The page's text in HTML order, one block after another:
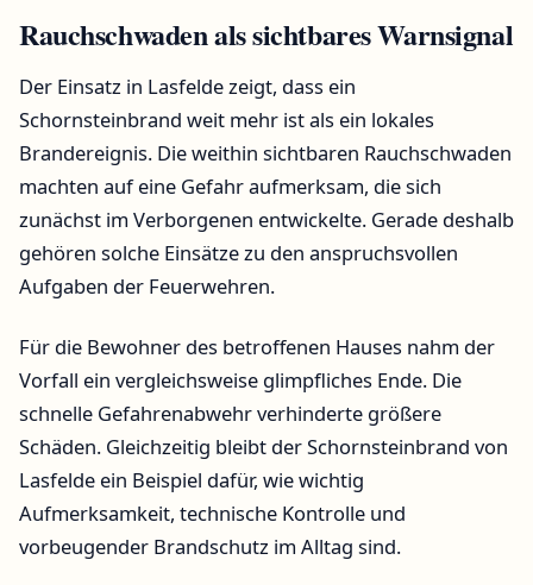
Rauchschwaden als sichtbares Warnsignal
Der Einsatz in Lasfelde zeigt, dass ein
Schornsteinbrand weit mehr ist als ein lokales
Brandereignis. Die weithin sichtbaren Rauchschwaden
machten auf eine Gefahr aufmerksam, die sich
zunächst im Verborgenen entwickelte. Gerade deshalb
gehören solche Einsätze zu den anspruchsvollen
Aufgaben der Feuerwehren.
Für die Bewohner des betroffenen Hauses nahm der
Vorfall ein vergleichsweise glimpfliches Ende. Die
schnelle Gefahrenabwehr verhinderte größere
Schäden. Gleichzeitig bleibt der Schornsteinbrand von
Lasfelde ein Beispiel dafür, wie wichtig
Aufmerksamkeit, technische Kontrolle und
vorbeugender Brandschutz im Alltag sind.